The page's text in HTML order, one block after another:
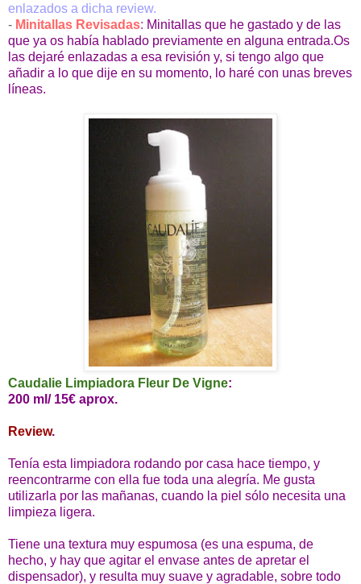
enlazados a dicha review.
- Minitallas Revisadas: Minitallas que he gastado y de las
que ya os había hablado previamente en alguna entrada.Os
las dejaré enlazadas a esa revisión y, si tengo algo que
añadir a lo que dije en su momento, lo haré con unas breves
líneas.
Caudalie Limpiadora Fleur De Vigne:
200 ml/ 15€ aprox.
Review.
Tenía esta limpiadora rodando por casa hace tiempo, y
reencontrarme con ella fue toda una alegría. Me gusta
utilizarla por las mañanas, cuando la piel sólo necesita una
limpieza ligera.
Tiene una textura muy espumosa (es una espuma, de
hecho, y hay que agitar el envase antes de apretar el
dispensador), y resulta muy suave y agradable, sobre todo